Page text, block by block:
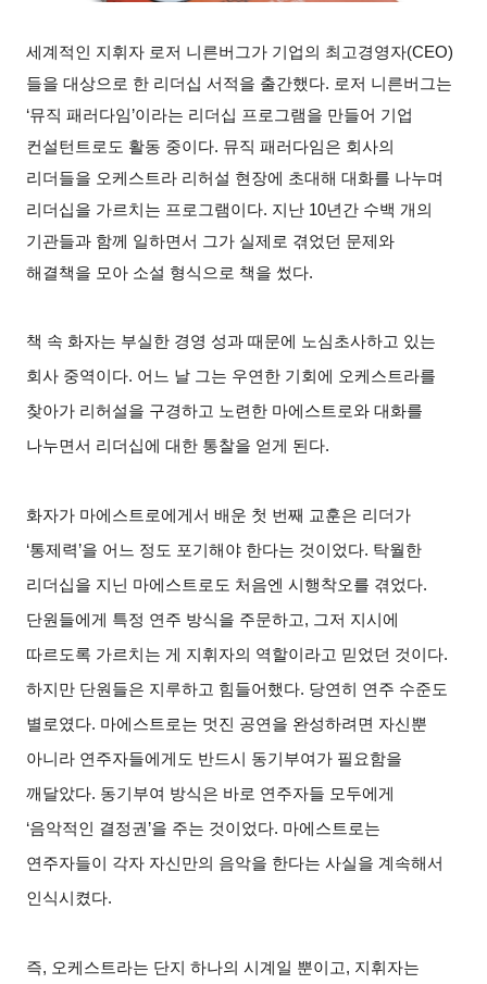
세계적인 지휘자 로저 니른버그가 기업의 최고경영자(CEO)
들을 대상으로 한 리더십 서적을 출간했다. 로저 니른버그는
‘뮤직 패러다임’이라는 리더십 프로그램을 만들어 기업
컨설턴트로도 활동 중이다. 뮤직 패러다임은 회사의
리더들을 오케스트라 리허설 현장에 초대해 대화를 나누며
리더십을 가르치는 프로그램이다. 지난 10년간 수백 개의
기관들과 함께 일하면서 그가 실제로 겪었던 문제와
해결책을 모아 소설 형식으로 책을 썼다.
책 속 화자는 부실한 경영 성과 때문에 노심초사하고 있는
회사 중역이다. 어느 날 그는 우연한 기회에 오케스트라를
찾아가 리허설을 구경하고 노련한 마에스트로와 대화를
나누면서 리더십에 대한 통찰을 얻게 된다.
화자가 마에스트로에게서 배운 첫 번째 교훈은 리더가
‘통제력’을 어느 정도 포기해야 한다는 것이었다. 탁월한
리더십을 지닌 마에스트로도 처음엔 시행착오를 겪었다.
단원들에게 특정 연주 방식을 주문하고, 그저 지시에
따르도록 가르치는 게 지휘자의 역할이라고 믿었던 것이다.
하지만 단원들은 지루하고 힘들어했다. 당연히 연주 수준도
별로였다. 마에스트로는 멋진 공연을 완성하려면 자신뿐
아니라 연주자들에게도 반드시 동기부여가 필요함을
깨달았다. 동기부여 방식은 바로 연주자들 모두에게
‘음악적인 결정권’을 주는 것이었다. 마에스트로는
연주자들이 각자 자신만의 음악을 한다는 사실을 계속해서
인식시켰다.
즉, 오케스트라는 단지 하나의 시계일 뿐이고, 지휘자는